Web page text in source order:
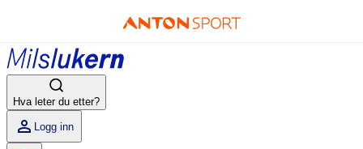
Hva leter du etter?
Logg inn